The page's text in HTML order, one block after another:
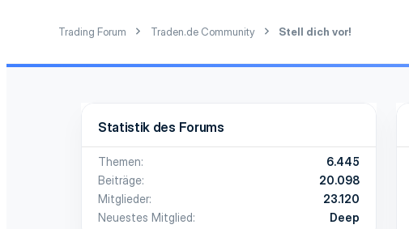
Trading Forum Traden.de Community Stell dich vor!
Statistik des Forums
Themen
6.445
Beiträge
20.098
Mitglieder
23.120
Neuestes Mitglied
Deep